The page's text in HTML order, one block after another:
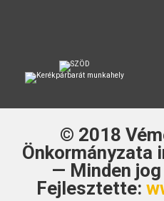
© 2018
Önkormányzata
— Minden
Fejlesztette: